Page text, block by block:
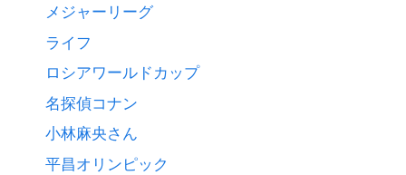
メジャーリーグ
ライフ
ロシアワールドカップ
名探偵コナン
小林麻央さん
平昌オリンピック